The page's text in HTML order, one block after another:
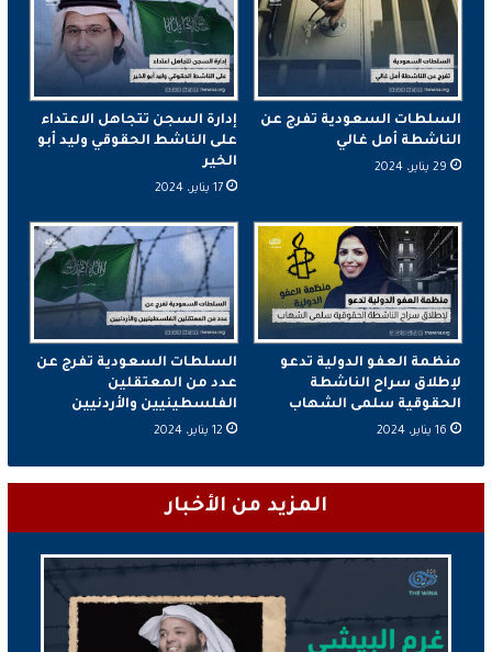
السلطات السعودية تفرج عن
الناشطة أمل غالي
29 يناير، 2024
إدارة السجن تتجاهل الاعتداء
على الناشط الحقوقي وليد أبو
الخير
17 يناير، 2024
منظمة العفو الدولية تدعو
لإطلاق سراح الناشطة
الحقوقية سلمى الشهاب
16 يناير، 2024
السلطات السعودية تفرج عن
عدد من المعتقلين
الفلسطينيين والأردنيين
12 يناير، 2024
المزيد من الأخبار